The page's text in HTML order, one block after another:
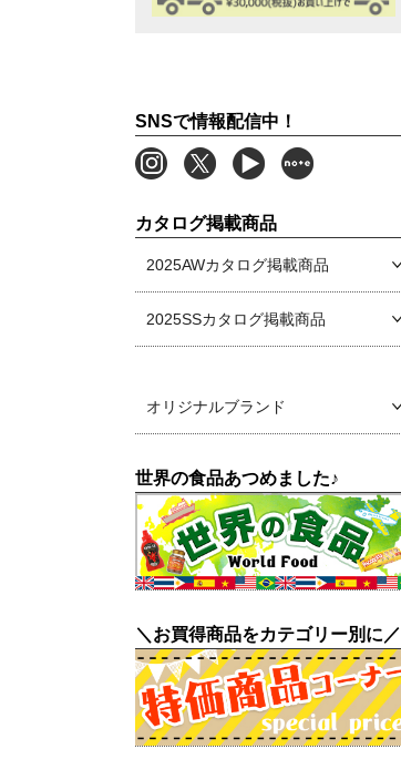
SNSで情報配信中！
カタログ掲載商品
2025AWカタログ掲載商品
2025SSカタログ掲載商品
オリジナルブランド
世界の食品あつめました♪
＼お買得商品をカテゴリー別に／